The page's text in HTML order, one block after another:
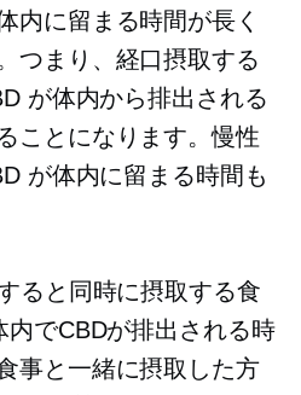
内に留まる時間が長く
つまり、経口摂取する
が体内から排出される
ことになります。慢性
が体内に留まる時間も
ると同時に摂取する食
内でCBDが排出される時
事と一緒に摂取した方